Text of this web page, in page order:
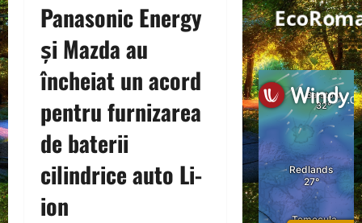
Panasonic Energy
și Mazda au
încheiat un acord
pentru furnizarea
de baterii
cilindrice auto Li-
ion